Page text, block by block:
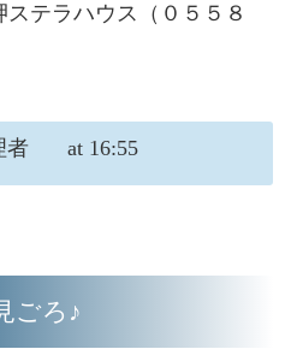
ステラハウス（０５５８
者 at 16:55
ごろ♪